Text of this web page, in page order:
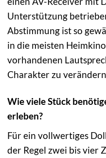
Unterstützung
Abstimmung ist so
in die meisten
vorhandenen
Charakter zu
Wie viele Stück
erleben?
Für ein vollwertiges
der Regel zwei bis vier